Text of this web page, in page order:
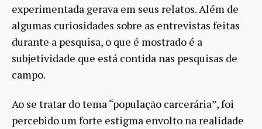
experimentada gerava em seus relatos. Além de
algumas curiosidades sobre as entrevistas feitas
durante a pesquisa, o que é mostrado é a
subjetividade que está contida nas pesquisas de
campo.
Ao se tratar do tema “população carcerária”, foi
percebido um forte estigma envolto na realidade